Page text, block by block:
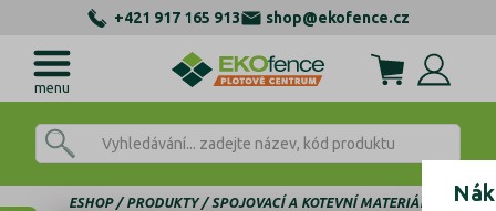
+421 917 165 913 shop@ekofence.cz
menu
ESHOP PRODUKTY SPOJOVACÍ A KOTEVNÍ MATERIÁL